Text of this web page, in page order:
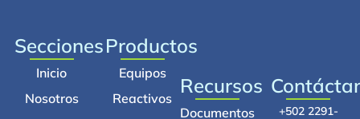
Secciones
Inicio
Nosotros
Productos
Equipos
Reactivos
Recursos
Documentos +502 2291-